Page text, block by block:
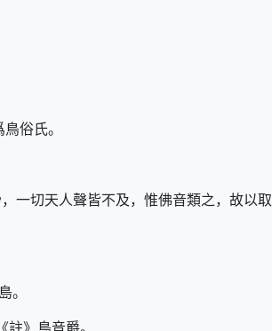
俗氏。
一切天人聲皆不及，惟佛音類之，故以取
。